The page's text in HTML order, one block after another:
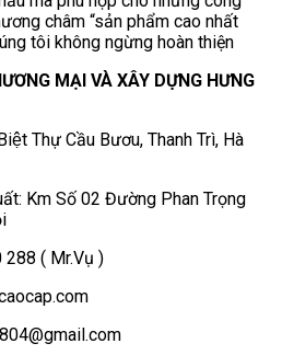
châm “sản phẩm cao nhất
tôi không ngừng hoàn thiện
MẠI VÀ XÂY DỰNG HƯNG
Thự Cầu Bươu, Thanh Trì, Hà
Km Số 02 Đường Phan Trọng
( Mr.Vụ )